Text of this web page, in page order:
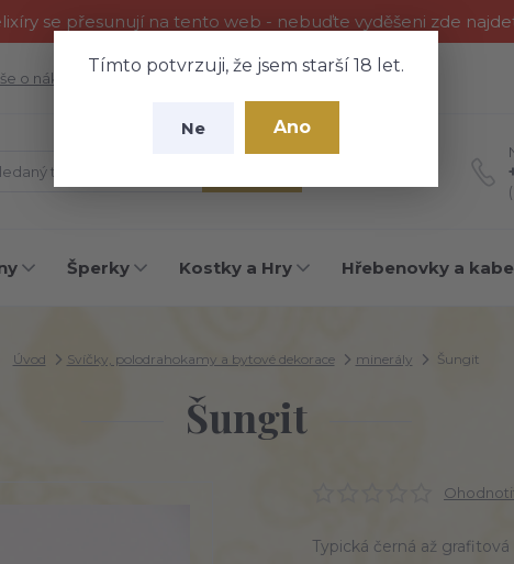
se přesunují na tento web - nebuďte vyděšeni zde
Tímto potvrzuji, že jsem starší 18 let.
Ne Ano
o nákupu Fotogalerie Kontakty
Šperky Kostky a Hry Hřebenovky a
Úvod Svíčky, polodrahokamy a bytové dekorace minerály Šungit
Šungit
Typická černá až